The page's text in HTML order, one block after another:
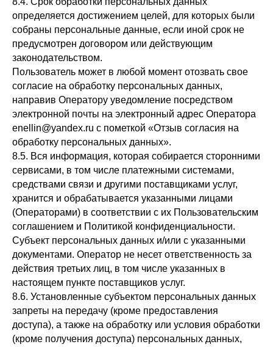
определяется достижением целей, для которых были
собраны персональные данные, если иной срок не
предусмотрен договором или действующим
законодательством.
Пользователь может в любой момент отозвать свое
согласие на обработку персональных данных,
направив Оператору уведомление посредством
электронной почты на электронный адрес Оператора
enellin@yandex.ru с пометкой «Отзыв согласия на
обработку персональных данных».
8.5. Вся информация, которая собирается сторонними
сервисами, в том числе платежными системами,
средствами связи и другими поставщиками услуг,
хранится и обрабатывается указанными лицами
(Операторами) в соответствии с их Пользовательским
соглашением и Политикой конфиденциальности.
Субъект персональных данных и/или с указанными
документами. Оператор не несет ответственность за
действия третьих лиц, в том числе указанных в
настоящем пункте поставщиков услуг.
8.6. Установленные субъектом персональных данных
запреты на передачу (кроме предоставления
доступа), а также на обработку или условия обработки
(кроме получения доступа) персональных данных,